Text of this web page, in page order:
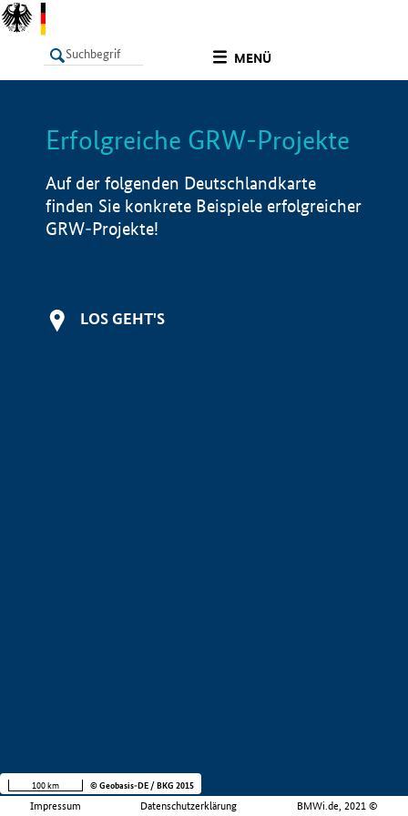
MENÜ
LISTE Info
Erfolgreiche GRW-Projekte
Auf der folgenden Deutschlandkarte
finden Sie konkrete Beispiele erfolgreicher
GRW-Projekte!
LOS GEHT'S
Impressum Datenschutzerklärung BMWi.de, 2021 ©
100 km © Geobasis-DE / BKG 2015